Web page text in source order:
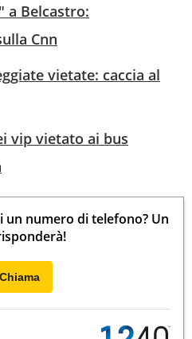
a Belcastro:
Cnn
vietate: caccia al
vip vietato ai bus
un numero di telefono? Un
Chiama